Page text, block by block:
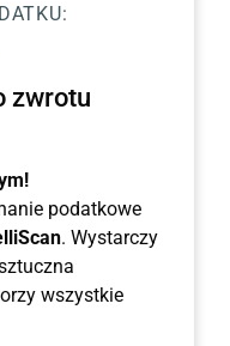
zwrotu
podatkowe
. Wystarczy
wszystkie